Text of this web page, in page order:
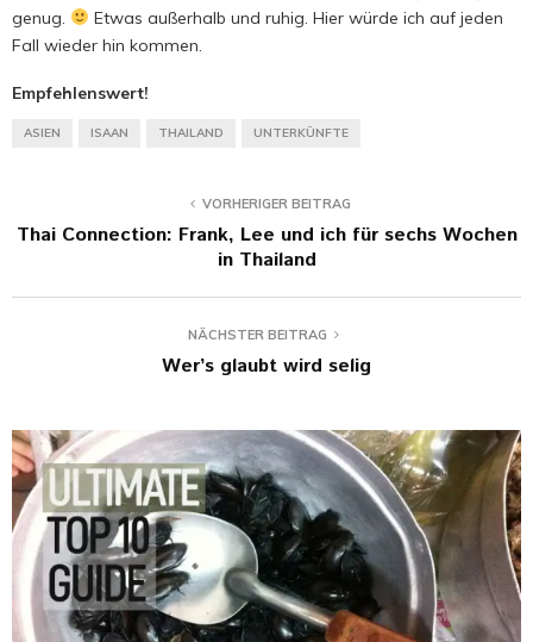
genug.
Etwas außerhalb und ruhig. Hier würde ich auf jeden
Fall wieder hin kommen.
Empfehlenswert!
ASIEN ISAAN THAILAND UNTERKÜNFTE
VORHERIGER BEITRAG
Thai Connection: Frank, Lee und ich für sechs Wochen
in Thailand
NÄCHSTER BEITRAG
Wer’s glaubt wird selig